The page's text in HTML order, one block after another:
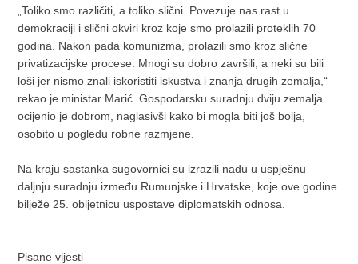
„Toliko smo različiti, a toliko slični. Povezuje nas rast u
demokraciji i slični okviri kroz koje smo prolazili proteklih 70
godina. Nakon pada komunizma, prolazili smo kroz slične
privatizacijske procese. Mnogi su dobro završili, a neki su bili
loši jer nismo znali iskoristiti iskustva i znanja drugih zemalja,“
rekao je ministar Marić. Gospodarsku suradnju dviju zemalja
ocijenio je dobrom, naglasivši kako bi mogla biti još bolja,
osobito u pogledu robne razmjene.
Na kraju sastanka sugovornici su izrazili nadu u uspješnu
daljnju suradnju između Rumunjske i Hrvatske, koje ove godine
bilježe 25. obljetnicu uspostave diplomatskih odnosa.
Pisane vijesti